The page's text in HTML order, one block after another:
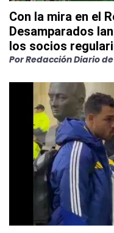
Con la mira en el
Desamparados
los socios
PorRedacción Diario